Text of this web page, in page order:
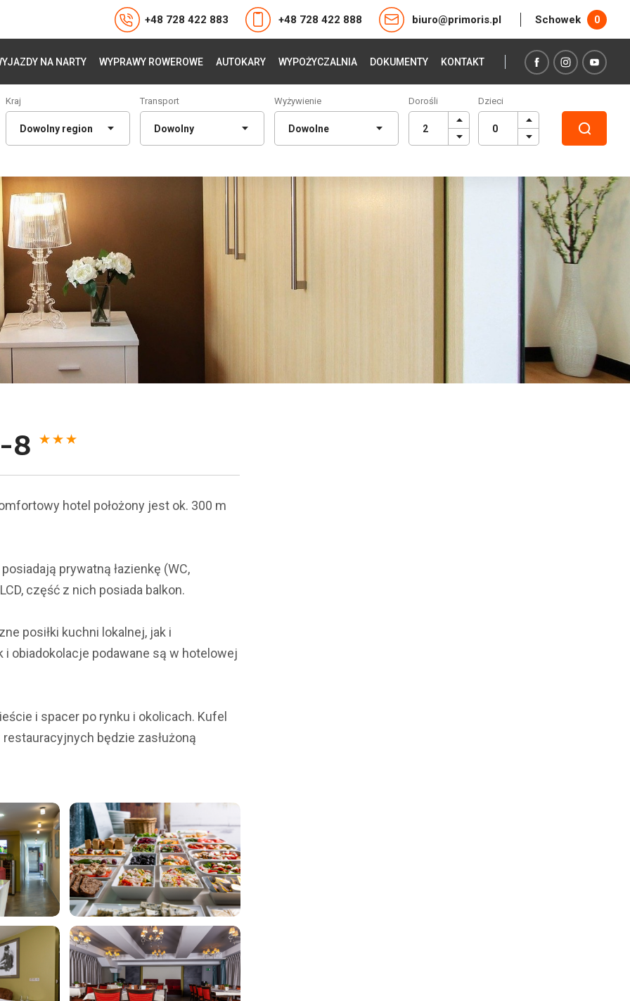
+48 728 422 883 +48 728 422 888 biuro@primoris.pl Schowek 0
NA NARTY WYPRAWY ROWEROWE AUTOKARY WYPOŻYCZALNIA DOKUMENTY KONTAKT
Kraj Transport Wyżywienie Dorośli Dzieci
8
hotel położony jest ok. 300 m
prywatną łazienkę (WC,
część z nich posiada balkon.
posiłki kuchni lokalnej, jak i
obiadokolacje podawane są w hotelowej
i spacer po rynku i okolicach. Kufel
będzie zasłużoną